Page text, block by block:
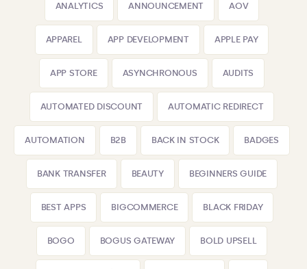
ANALYTICS ANNOUNCEMENT AOV
APPAREL APP DEVELOPMENT APPLE PAY
APP STORE ASYNCHRONOUS AUDITS
AUTOMATED DISCOUNT AUTOMATIC REDIRECT
AUTOMATION B2B BACK IN STOCK BADGES
BANK TRANSFER BEAUTY BEGINNERS GUIDE
BEST APPS BIGCOMMERCE BLACK FRIDAY
BOGO BOGUS GATEWAY BOLD UPSELL